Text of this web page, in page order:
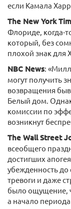
если Камала
The New York
Флориде, когда-
который, без
плохой знак для
NBC News:
могут получить
возвращения
Белый дом.
комиссии по
возникнут
The Wall Street
всеобщего
достигших
убежденность
тревоги и даже
было ощущение,
а начало